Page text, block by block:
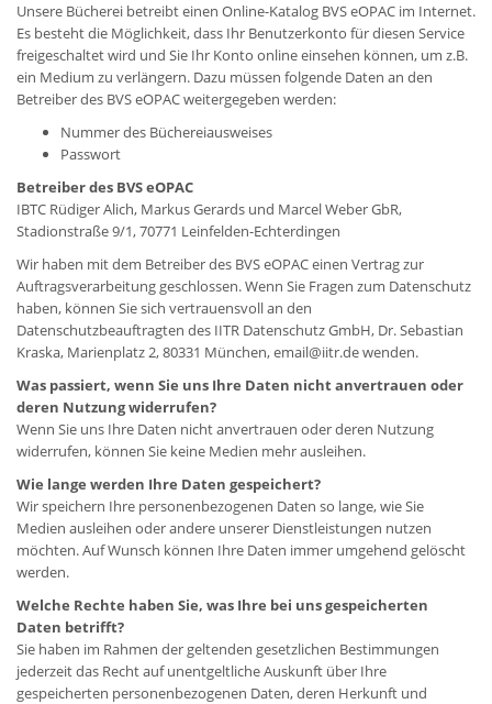
Unsere Bücherei betreibt einen Online-Katalog BVS eOPAC im Internet.
Es besteht die Möglichkeit, dass Ihr Benutzerkonto für diesen Service
freigeschaltet wird und Sie Ihr Konto online einsehen können, um z.B.
ein Medium zu verlängern. Dazu müssen folgende Daten an den
Betreiber des BVS eOPAC weitergegeben werden:
Nummer des Büchereiausweises
Passwort
Betreiber des BVS eOPAC
IBTC Rüdiger Alich, Markus Gerards und Marcel Weber GbR,
Stadionstraße 9/1, 70771 Leinfelden-Echterdingen
Wir haben mit dem Betreiber des BVS eOPAC einen Vertrag zur
Auftragsverarbeitung geschlossen. Wenn Sie Fragen zum Datenschutz
haben, können Sie sich vertrauensvoll an den
Datenschutzbeauftragten des IITR Datenschutz GmbH, Dr. Sebastian
Kraska, Marienplatz 2, 80331 München, email@iitr.de wenden.
Was passiert, wenn Sie uns Ihre Daten nicht anvertrauen oder
deren Nutzung widerrufen?
Wenn Sie uns Ihre Daten nicht anvertrauen oder deren Nutzung
widerrufen, können Sie keine Medien mehr ausleihen.
Wie lange werden Ihre Daten gespeichert?
Wir speichern Ihre personenbezogenen Daten so lange, wie Sie
Medien ausleihen oder andere unserer Dienstleistungen nutzen
möchten. Auf Wunsch können Ihre Daten immer umgehend gelöscht
werden.
Welche Rechte haben Sie, was Ihre bei uns gespeicherten
Daten betrifft?
Sie haben im Rahmen der geltenden gesetzlichen Bestimmungen
jederzeit das Recht auf unentgeltliche Auskunft über Ihre
gespeicherten personenbezogenen Daten, deren Herkunft und